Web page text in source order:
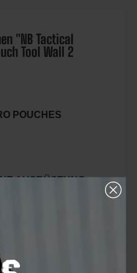
"NB Tactical
Tool Wall 2
POUCHES
AUSRÜSTUNG
Bags. Passend
deinen
Bedürfnissen an.